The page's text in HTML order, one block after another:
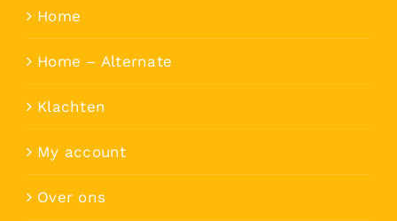
Home
Home – Alternate
Klachten
My account
Over ons